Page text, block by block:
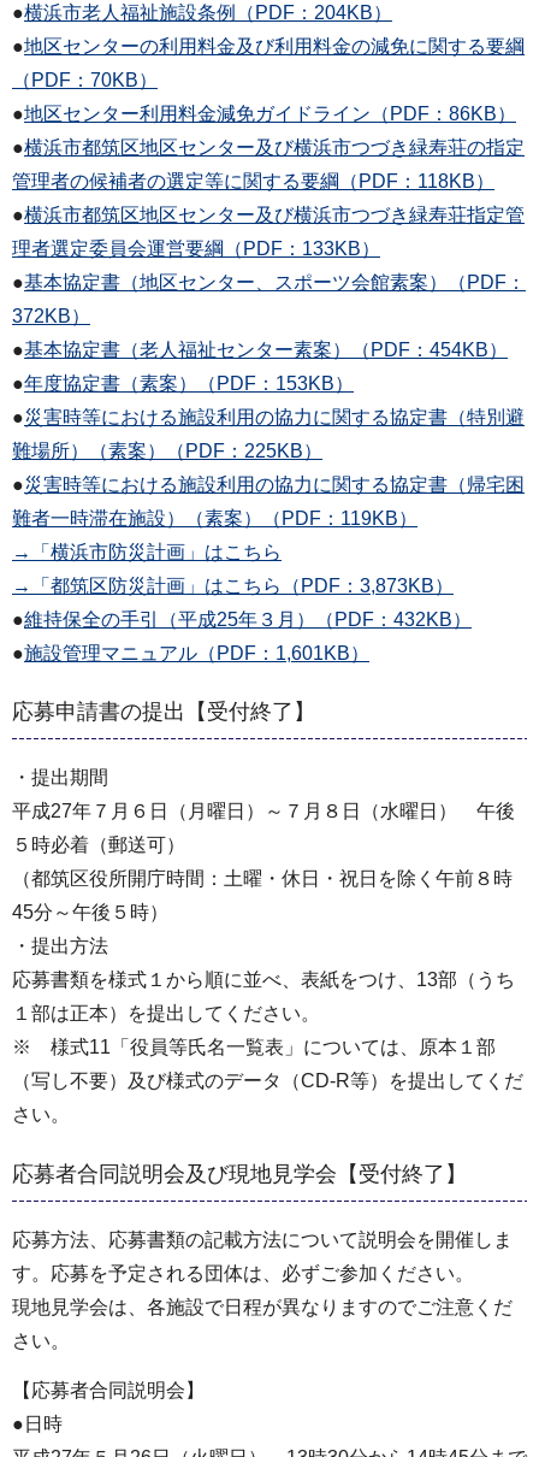
●横浜市老人福祉施設条例（PDF：204KB）
●地区センターの利用料金及び利用料金の減免に関する要綱
（PDF：70KB）
●地区センター利用料金減免ガイドライン（PDF：86KB）
●横浜市都筑区地区センター及び横浜市つづき緑寿荘の指定
管理者の候補者の選定等に関する要綱（PDF：118KB）
●横浜市都筑区地区センター及び横浜市つづき緑寿荘指定管
理者選定委員会運営要綱（PDF：133KB）
●基本協定書（地区センター、スポーツ会館素案）（PDF：
372KB）
●基本協定書（老人福祉センター素案）（PDF：454KB）
●年度協定書（素案）（PDF：153KB）
●災害時等における施設利用の協力に関する協定書（特別避
難場所）（素案）（PDF：225KB）
●災害時等における施設利用の協力に関する協定書（帰宅困
難者一時滞在施設）（素案）（PDF：119KB）
→「横浜市防災計画」はこちら
→「都筑区防災計画」はこちら（PDF：3,873KB）
●維持保全の手引（平成25年３月）（PDF：432KB）
●施設管理マニュアル（PDF：1,601KB）
応募申請書の提出【受付終了】
・提出期間
平成27年７月６日（月曜日）～７月８日（水曜日） 午後
５時必着（郵送可）
（都筑区役所開庁時間：土曜・休日・祝日を除く午前８時
45分～午後５時）
・提出方法
応募書類を様式１から順に並べ、表紙をつけ、13部（うち
１部は正本）を提出してください。
※ 様式11「役員等氏名一覧表」については、原本１部
（写し不要）及び様式のデータ（CD-R等）を提出してくだ
さい。
応募者合同説明会及び現地見学会【受付終了】
応募方法、応募書類の記載方法について説明会を開催しま
す。応募を予定される団体は、必ずご参加ください。
現地見学会は、各施設で日程が異なりますのでご注意くだ
さい。
【応募者合同説明会】
●日時